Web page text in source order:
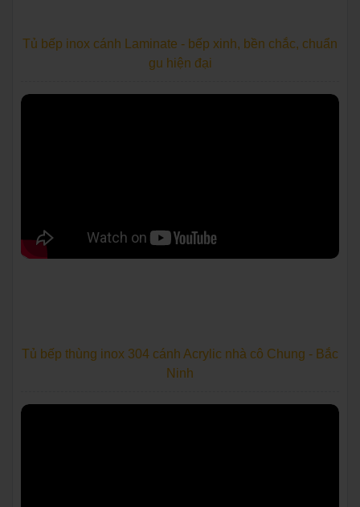
Tủ bếp inox cánh Laminate - bếp xinh, bền chắc, chuẩn
gu hiện đại
Tủ bếp thùng inox 304 cánh Acrylic nhà cô Chung - Bắc
Ninh